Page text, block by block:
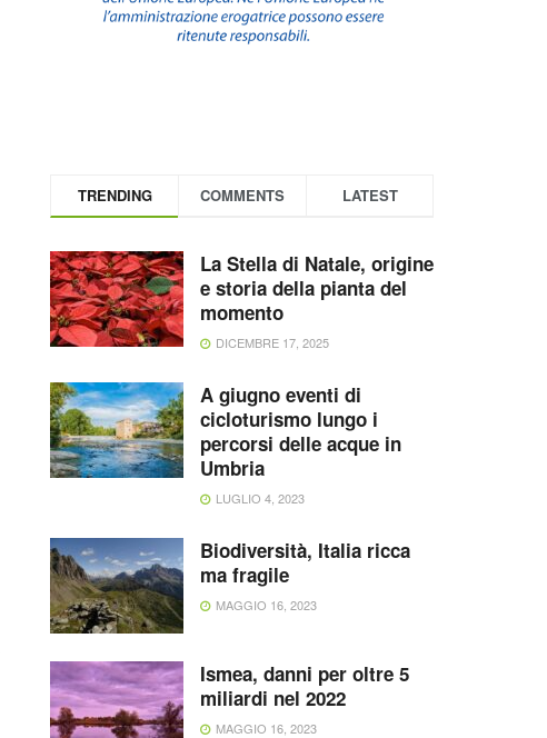
TRENDING COMMENTS LATEST
La Stella di Natale, origine
e storia della pianta del
momento
DICEMBRE 17, 2025
A giugno eventi di
cicloturismo lungo i
percorsi delle acque in
Umbria
LUGLIO 4, 2023
Biodiversità, Italia ricca
ma fragile
MAGGIO 16, 2023
Ismea, danni per oltre 5
miliardi nel 2022
MAGGIO 16, 2023